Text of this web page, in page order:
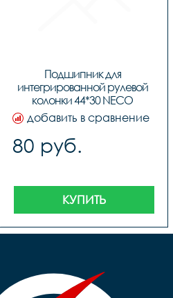
Подшипник для
интегрированной рулевой
колонки 44*30 NECO
BBFHST11, код 91510
добавить в сравнение
80 руб.
КУПИТЬ